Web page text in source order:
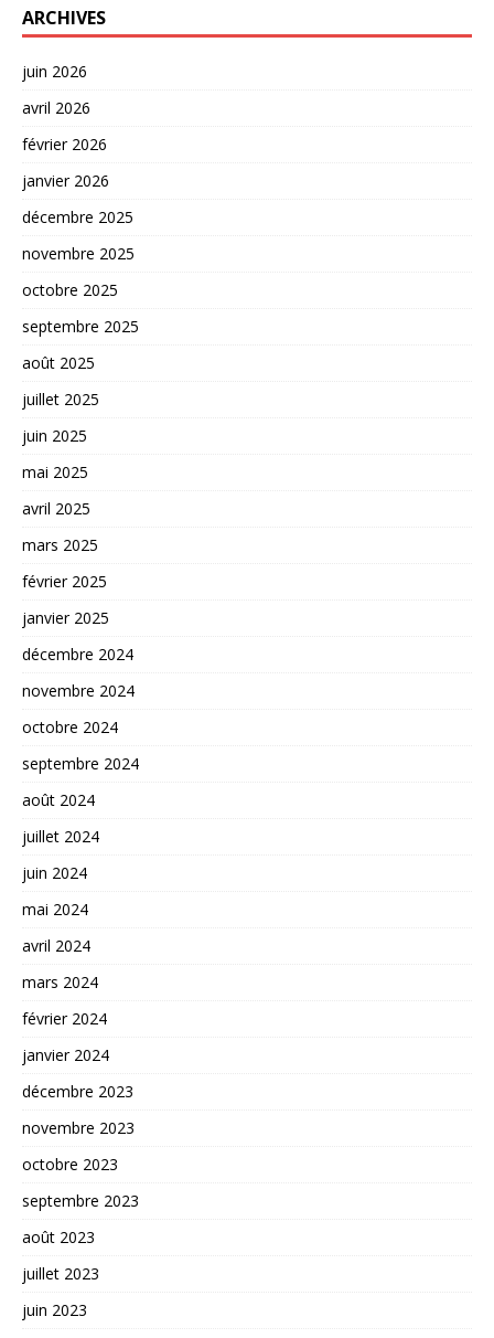
ARCHIVES
juin 2026
avril 2026
février 2026
janvier 2026
décembre 2025
novembre 2025
octobre 2025
septembre 2025
août 2025
juillet 2025
juin 2025
mai 2025
avril 2025
mars 2025
février 2025
janvier 2025
décembre 2024
novembre 2024
octobre 2024
septembre 2024
août 2024
juillet 2024
juin 2024
mai 2024
avril 2024
mars 2024
février 2024
janvier 2024
décembre 2023
novembre 2023
octobre 2023
septembre 2023
août 2023
juillet 2023
juin 2023